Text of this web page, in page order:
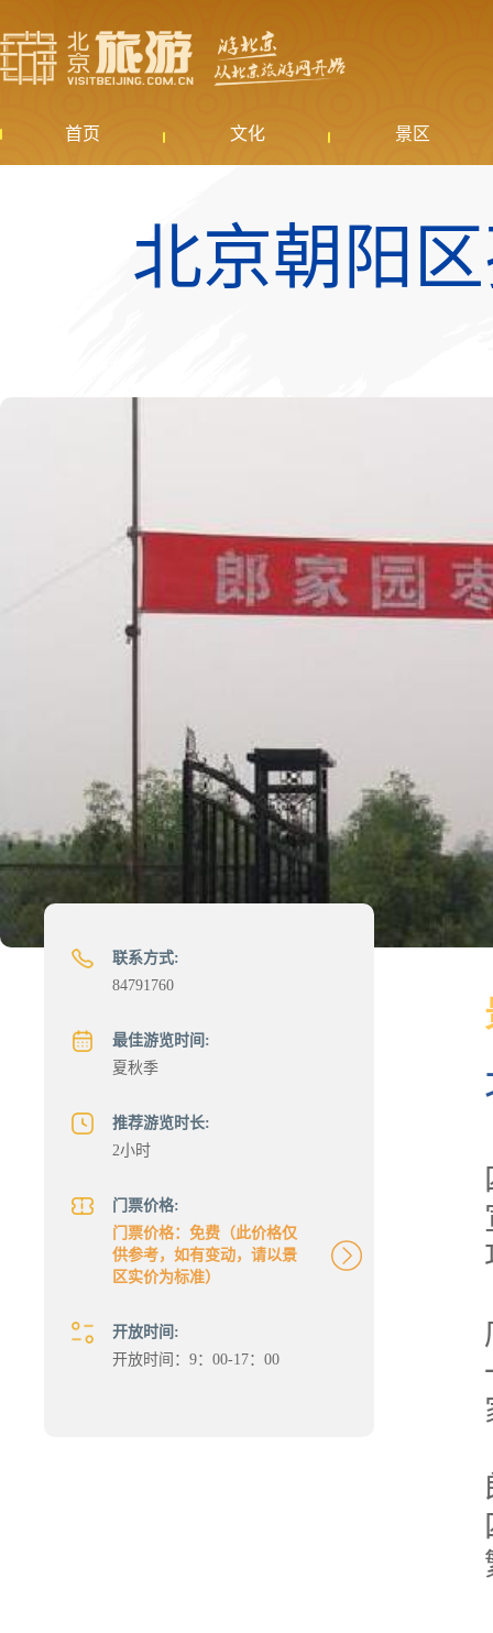
首页 文化 景区
北京朝阳
联系方式:
84791760
最佳游览时间:
夏秋季
推荐游览时长:
2小时
门票价格:
门票价格：免费（此价格仅
供参考，如有变动，请以景
区实价为标准）
开放时间:
开放时间：9：00-17：00